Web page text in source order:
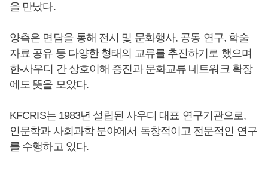
을 만났다.
양측은 면담을 통해 전시 및 문화행사, 공동 연구, 학술
자료 공유 등 다양한 형태의 교류를 추진하기로 했으며
한-사우디 간 상호이해 증진과 문화교류 네트워크 확장
에도 뜻을 모았다.
KFCRIS는 1983년 설립된 사우디 대표 연구기관으로,
인문학과 사회과학 분야에서 독창적이고 전문적인 연구
를 수행하고 있다.